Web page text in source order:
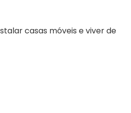
casas móveis e viver de